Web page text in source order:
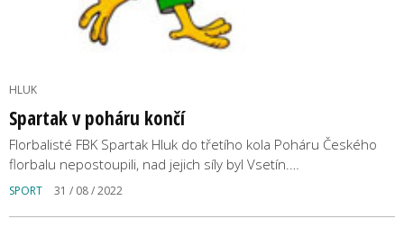
HLUK
Spartak v poháru končí
Florbalisté FBK Spartak Hluk do třetího kola Poháru Českého
florbalu nepostoupili, nad jejich síly byl Vsetín.…
SPORT 31 / 08 / 2022